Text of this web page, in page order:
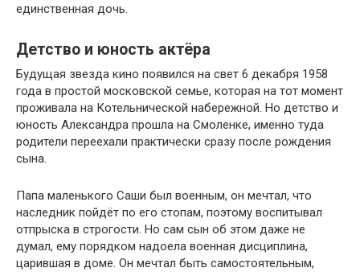
единственная дочь.
Детство и юность актёра
Будущая звезда кино появился на свет 6 декабря 1958
года в простой московской семье, которая на тот момент
проживала на Котельнической набережной. Но детство и
юность Александра прошла на Смоленке, именно туда
родители переехали практически сразу после рождения
сына.
Папа маленького Саши был военным, он мечтал, что
наследник пойдёт по его стопам, поэтому воспитывал
отпрыска в строгости. Но сам сын об этом даже не
думал, ему порядком надоела военная дисциплина,
царившая в доме. Он мечтал быть самостоятельным,